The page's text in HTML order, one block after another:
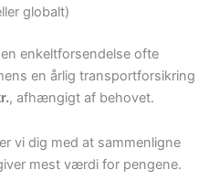
globalt)
enkeltforsendelse ofte
en årlig transportforsikring
, afhængigt af behovet.
vi dig med at sammenligne
mest værdi for pengene.